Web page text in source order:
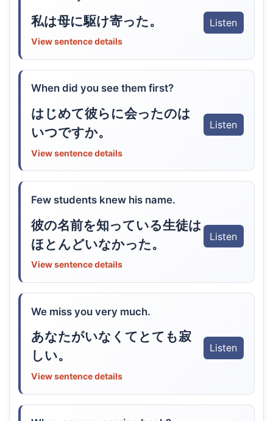
私は母に駆け寄った。 Listen
View sentence details
When did you see them first?
はじめて彼らに会ったのは
いつですか。
Listen
View sentence details
Few students knew his name.
彼の名前を知っている生徒は
ほとんどいなかった。
Listen
View sentence details
We miss you very much.
あなたがいなくてとても寂
しい。
Listen
View sentence details